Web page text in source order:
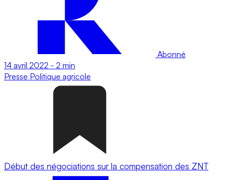
Abonné
14 avril 2022 - 2 min
Presse Politique agricole
Début des négociations sur la compensation des ZNT